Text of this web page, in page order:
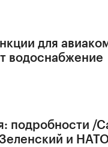
для
водоснабжение
подробности /
и